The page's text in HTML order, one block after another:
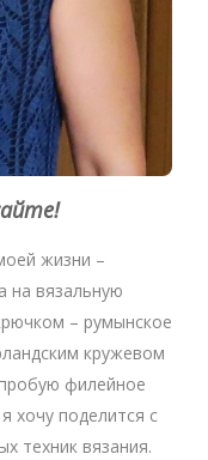
жизни –
на вязальную
– румынское
кружевом
филейное
хочу поделится с
техник вязания.